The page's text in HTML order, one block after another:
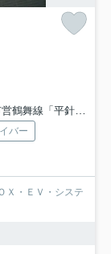
線「平針」駅 徒歩15分
バー
Ｘ・ＥＶ・システ